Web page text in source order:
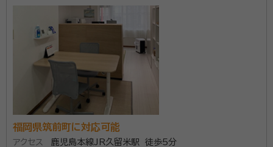
の業界に飛び込みました。
事務所口コミ（抜粋）：
満足度 4.0 ご利用時期：2023/12
年間面談件数は500件以上、相続手続きでお悩みなら一度ご相
談下さい。豊富な相談実績があり、お客様にとってベストな提案
ができる自信と豊富な経験があります。
所属団体：福岡県行政書士会
福岡県筑前町に対応可能
アクセス
鹿児島本線JR久留米駅 徒歩5分